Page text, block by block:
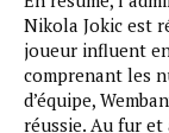
Nikola Jokic est
joueur influent
comprenant les
d’équipe,
réussie. Au fur et